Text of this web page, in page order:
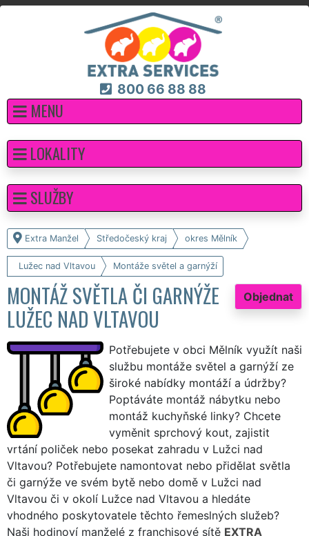
800 66 88 88
MENU
Extra Manžel Středočeský kraj okres Mělník
Lužec nad Vltavou Montáže světel a garnýží
Objednat
MONTÁŽ SVĚTLA ČI GARNÝŽE
LUŽEC NAD VLTAVOU
Potřebujete v obci Mělník využít naši
službu montáže světel a garnýží ze
široké nabídky montáží a údržby?
Poptáváte montáž nábytku nebo
montáž kuchyňské linky? Chcete
vyměnit sprchový kout, zajistit
vrtání poliček nebo posekat zahradu v Lužci nad
Vltavou? Potřebujete namontovat nebo přidělat světla
či garnýže ve svém bytě nebo domě v Lužci nad
Vltavou či v okolí Lužce nad Vltavou a hledáte
vhodného poskytovatele těchto řemeslných služeb?
Naši hodinoví manželé z franchisové sítě EXTRA
LOKALITY
SLUŽBY